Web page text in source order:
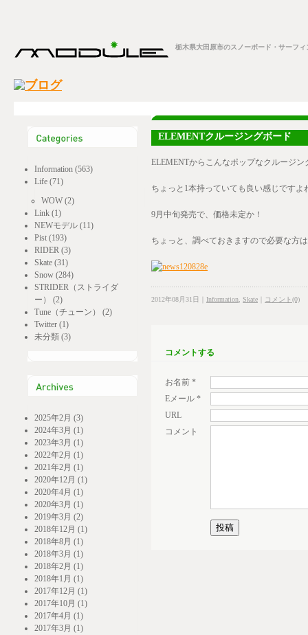
栃木県大田原市のスノーボード・サーフ
ELEMENTクルージングボード
ELEMENTからこんなポップなクルージ
ちょっと1本持っていても良い感じですよ
9月中旬発売で、価格未定か！
ちょっと、調べておきますので必要な方
2012年08月31日｜ Information Skate コメント(0)
コメントする
お名前 *
Eメール *
URL
コメント
Information (563)
Life (71)
WOW (2)
Link (1)
NEWモデル (11)
Pist (193)
RIDER (3)
Skate (31)
Snow (284)
STRIDER（ストライダ
ー） (2)
Tune（チューン） (2)
Twitter (1)
未分類 (3)
2025年2月 (3)
2024年3月 (1)
2023年3月 (1)
2022年2月 (1)
2021年2月 (1)
2020年12月 (1)
2020年4月 (1)
2020年3月 (1)
2019年3月 (2)
2018年12月 (1)
2018年8月 (1)
2018年3月 (1)
2018年2月 (1)
2018年1月 (1)
2017年12月 (1)
2017年10月 (1)
2017年4月 (1)
2017年3月 (1)